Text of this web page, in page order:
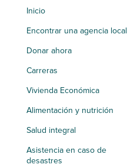
Inicio
Encontrar una agencia local
Donar ahora
Carreras
Vivienda Económica
Alimentación y nutrición
Salud integral
Asistencia en caso de
desastres